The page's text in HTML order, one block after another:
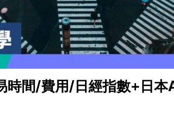
時間/費用/日經指數+日本